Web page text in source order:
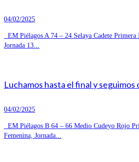
04/02/2025
EM Piélagos A 74 – 24 Selaya Cadete Primera
Jornada 13...
Luchamos hasta el final y
04/02/2025
EM Piélagos B 64 – 66 Medio Cudeyo Rojo
Femenina, Jornada...